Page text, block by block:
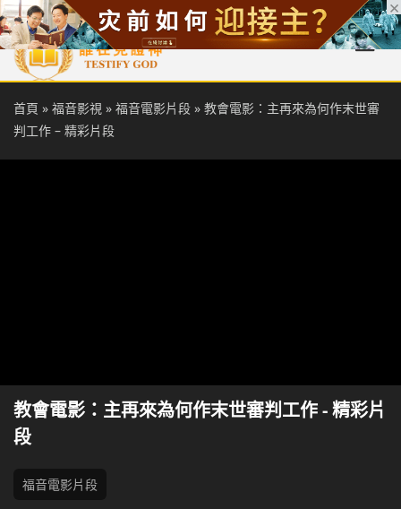
首頁 每日靈糧 天國福音 基督徒見證 信仰解答 聖經
首頁 » 福音影視 » 福音電影片段 » 教會電影：主再來為何作末世審
判工作 – 精彩片段
教會電影：主再來為何作末世審判工作 - 精彩片
段
福音電影片段